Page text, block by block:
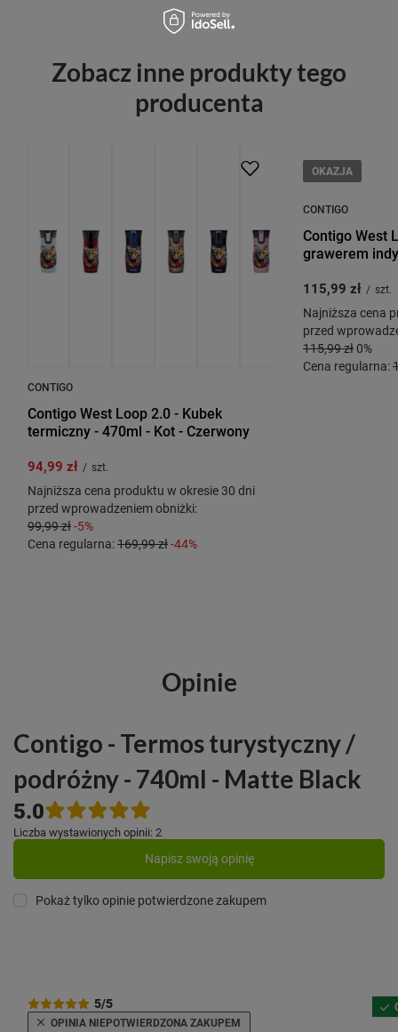
Zobacz inne produkty tego
producenta
CONTIGO
Contigo West Loop 2.0 - Kubek
termiczny - 470ml - Kot - Czerwony
94,99 zł / szt.
Najniższa cena produktu w okresie 30 dni
przed wprowadzeniem obniżki:
99,99 zł-5%
Cena regularna:169,99 zł-44%
OKAZJA
CONTIGO
Contigo West
grawerem
115,99 zł / szt.
Najniższa cena
przed
115,99 zł 0%
Cena regularna:
Opinie
Contigo - Termos turystyczny /
podróżny - 740ml - Matte Black
5.0
Liczba wystawionych opinii: 2
Napisz swoją opinię
Pokaż tylko opinie potwierdzone zakupem
5/5
OPINIA NIEPOTWIERDZONA ZAKUPEM